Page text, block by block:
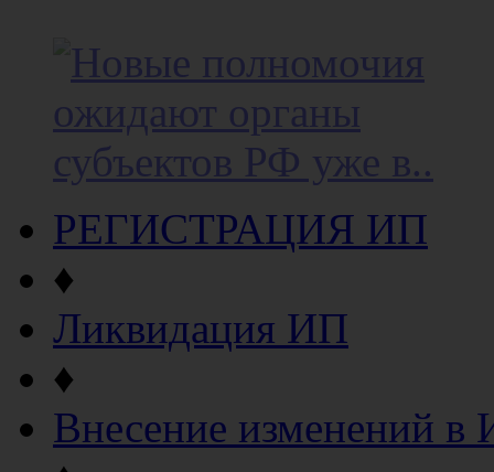
РЕГИСТРАЦИЯ ИП
♦
Ликвидация ИП
♦
Внесение изменений в